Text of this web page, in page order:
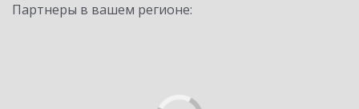
Партнеры в вашем регионе: